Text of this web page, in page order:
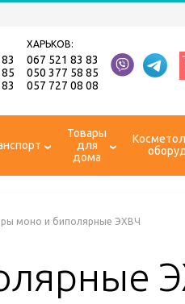
ХАРЬКОВ:
067 521 83 83
050 377 58 85
057 727 08 08
Товары
для
дома
моно и биполярные ЭХВЧ